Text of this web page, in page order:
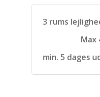
3 rums
Max
min. 5 dages